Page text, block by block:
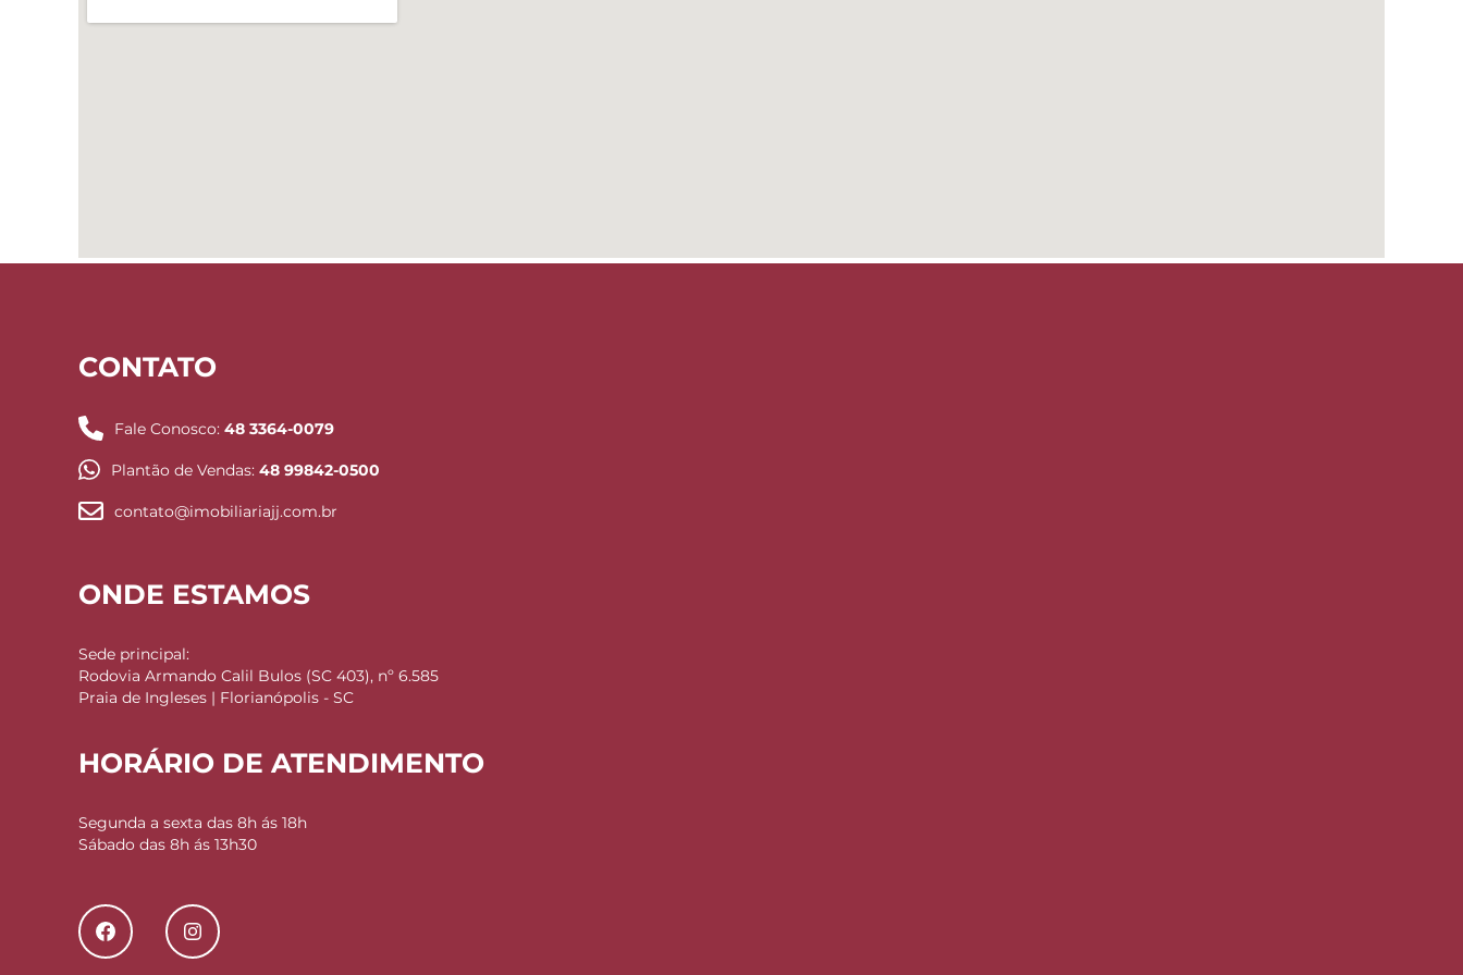
CONTATO
Fale Conosco: 48 3364-0079
Plantão de Vendas: 48 99842-0500
contato@imobiliariajj.com.br
ONDE ESTAMOS
Sede principal:
Rodovia Armando Calil Bulos (SC 403), nº 6.585
Praia de Ingleses | Florianópolis - SC
HORÁRIO DE ATENDIMENTO
Segunda a sexta das 8h ás 18h
Sábado das 8h ás 13h30